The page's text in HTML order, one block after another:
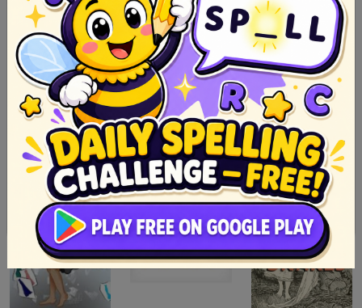
dahil sa mainit na tubig na bumabalong sa
bukal na namumuti sa singaw ng init ng araw.
7020
SHARES